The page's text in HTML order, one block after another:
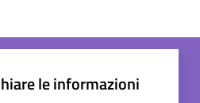
le informazioni